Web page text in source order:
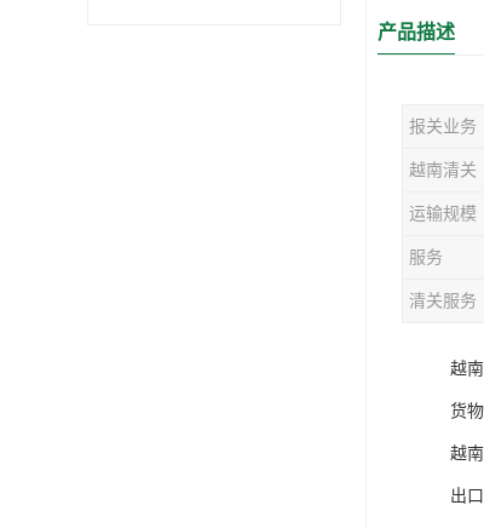
产品描述
报关业务
越南清关
运输规模
服务
清关服务
越
货
越南
出